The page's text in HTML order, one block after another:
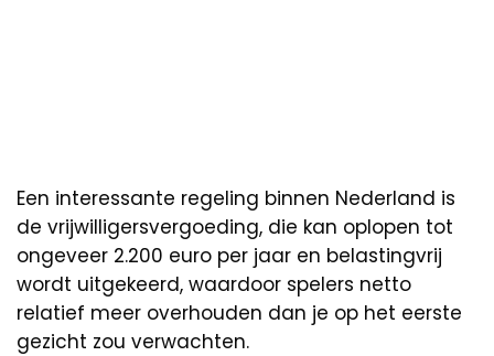
Een interessante regeling binnen Nederland is
de vrijwilligersvergoeding, die kan oplopen tot
ongeveer 2.200 euro per jaar en belastingvrij
wordt uitgekeerd, waardoor spelers netto
relatief meer overhouden dan je op het eerste
gezicht zou verwachten.